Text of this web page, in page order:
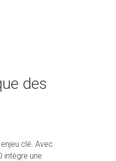
des
clé. Avec
intègre une